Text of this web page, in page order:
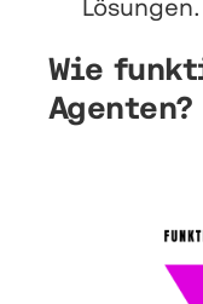
Lösungen.
Wie
Agenten?